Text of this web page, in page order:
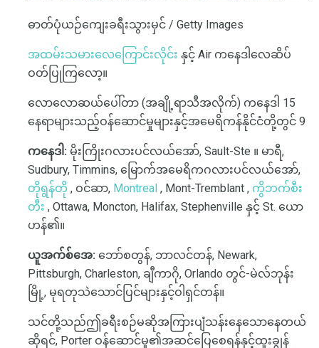
ဓာတ်ပုံယဉ်ကျေးခရီးသွားမှင် / Getty Images
အထမ်းသမားလေကြောင်းလိုင်း နှင့် Air ကနေဒါလေဆိပ်
ဝတ်ပြုကြလော့။
လောလောဆယ်ပေါ်တာ (အချို့ရာသီအလိုက်) ကနေဒါ 15
နေရာများသည့်ဝန်ဆောင်မှုများနှင့်အမေရိကန်နိုင်ငံတို့တွင် 9
ကနေဒါ: မိုးကြိုးဂလားပင်လယ်အော်, Sault-Ste ။ မာရီ,
Sudbury, Timmins, မြောက်အမေရိကဂလားပင်လယ်အော်,
တိုရွန်တို , ဝင်ဆာ, Montreal , Mont-Tremblant , ကွိဘက်စီး
တီး , Ottawa, Moncton, Halifax, Stephenville နှင့် St. ယော
ဟန်၏။
ယူအက်စ်အေ: ဘော်စတွန်, ဘာလင်တန်, Newark,
Pittsburgh, Charleston, ချီကာဂို, Orlando တွင်-မဲလ်ဘုန်း
မြို့, မုရတုသဲသောင်ပြင်များနှင့်ဝါရှင်တန်။
သင်တို့သည်ဤခရီးစဉ်မဆိုအကြားပျံသန်းနေသောနေတယ်
ဆိုရင်, Porter ဝန်ဆောင်မှု၏အဆင်ပြေစေရန်နှင့်ထူးချွန်